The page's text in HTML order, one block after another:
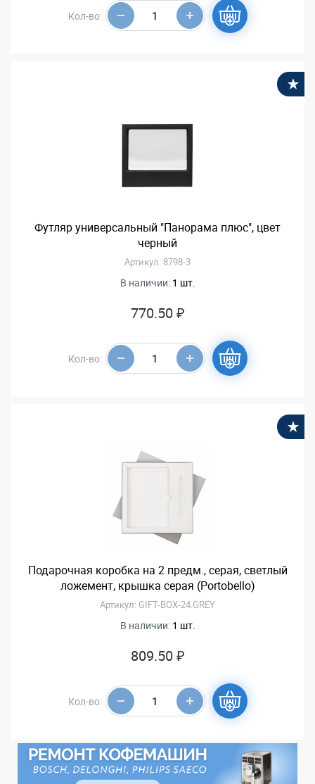
Кол-во:
Футляр универсальный "Панорама плюс", цвет
черный
Артикул: 8798-3
В наличии: 1 шт.
770.50 ₽
Кол-во:
Подарочная коробка на 2 предм., серая, светлый
ложемент, крышка серая (Portobello)
Артикул: GIFT-BOX-24.GREY
В наличии: 1 шт.
809.50 ₽
Кол-во: